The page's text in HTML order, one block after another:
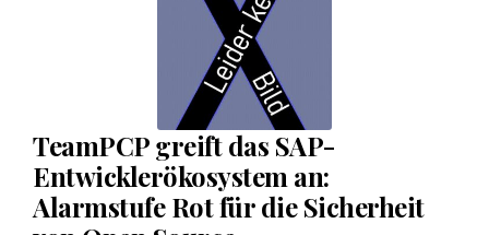
TeamPCP greift das SAP-
Entwicklerökosystem an:
Alarmstufe Rot für die Sicherheit